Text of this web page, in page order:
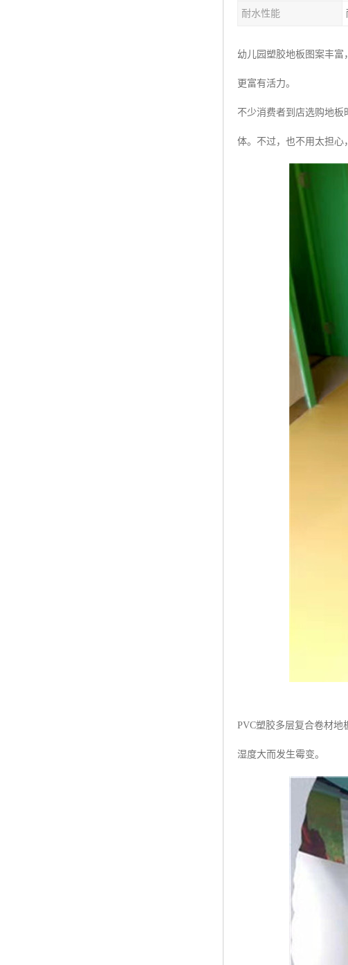
耐水性能
幼儿园塑胶地板图案丰
更富有活力。
不少消费者到店选购地
体。不过，也不用太担心
PVC塑胶多层复合卷材
湿度大而发生霉变。